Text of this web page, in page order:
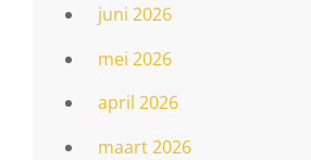
juni 2026
mei 2026
april 2026
maart 2026